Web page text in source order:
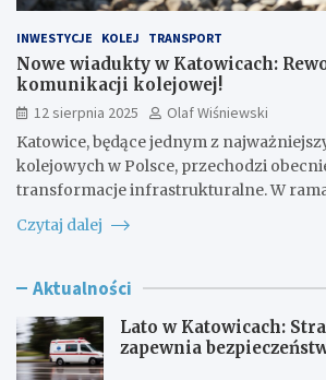
INWESTYCJE KOLEJ TRANSPORT
Nowe wiadukty w Katowicach:
komunikacji kolejowej!
12 sierpnia 2025
Olaf Wiśniewski
Katowice, będące jednym z
kolejowych w Polsce, przechodzi
transformacje infrastrukturalne. W
Czytaj dalej
Aktualności
Lato w Katowicach:
zapewnia